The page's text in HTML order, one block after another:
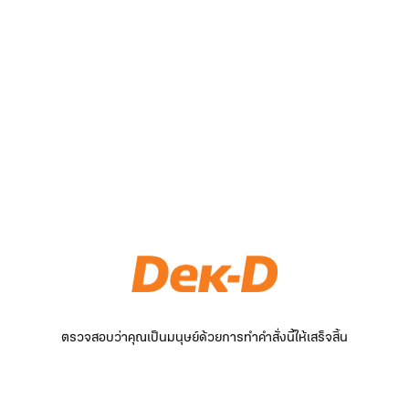
ตรวจสอบว่าคุณเป็นมนุษย์ด้วยการทำคำสั่งนี้ให้เสร็จสิ้น